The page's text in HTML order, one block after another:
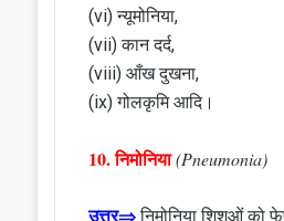
(vi) न्यूमोनिया,
(vii) कान दर्द,
(viii) आँख दुखना,
(ix) गोलकृमि आदि।
10. निमोनिया(Pneumonia)
उत्तर⇒निमोनिया शिशुओं को